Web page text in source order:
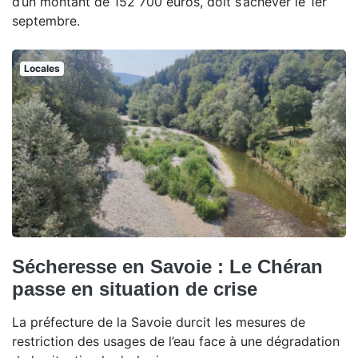
septembre.
Locales
Sécheresse en Savoie : Le Chéran
passe en situation de crise
La préfecture de la Savoie durcit les mesures de
restriction des usages de l’eau face à une dégradation